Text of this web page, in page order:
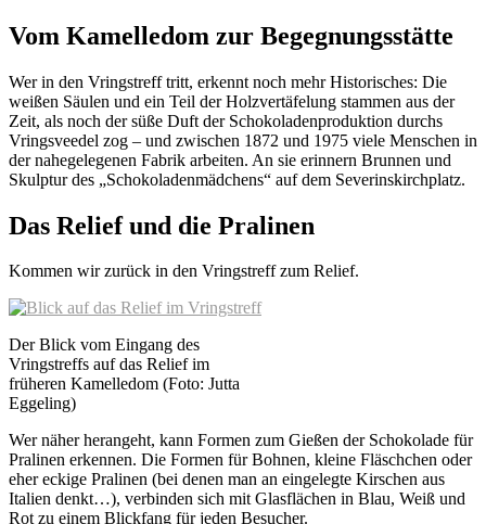
Vom Kamelledom zur Begegnungsstätte
Wer in den Vringstreff tritt, erkennt noch mehr Historisches: Die
weißen Säulen und ein Teil der Holzvertäfelung stammen aus der
Zeit, als noch der süße Duft der Schokoladenproduktion durchs
Vringsveedel zog – und zwischen 1872 und 1975 viele Menschen in
der nahegelegenen Fabrik arbeiten. An sie erinnern Brunnen und
Skulptur des „Schokoladenmädchens“ auf dem Severinskirchplatz.
Das Relief und die Pralinen
Kommen wir zurück in den Vringstreff zum Relief.
Der Blick vom Eingang des
Vringstreffs auf das Relief im
früheren Kamelledom (Foto: Jutta
Eggeling)
Wer näher herangeht, kann Formen zum Gießen der Schokolade für
Pralinen erkennen. Die Formen für Bohnen, kleine Fläschchen oder
eher eckige Pralinen (bei denen man an eingelegte Kirschen aus
Italien denkt…), verbinden sich mit Glasflächen in Blau, Weiß und
Rot zu einem Blickfang für jeden Besucher.